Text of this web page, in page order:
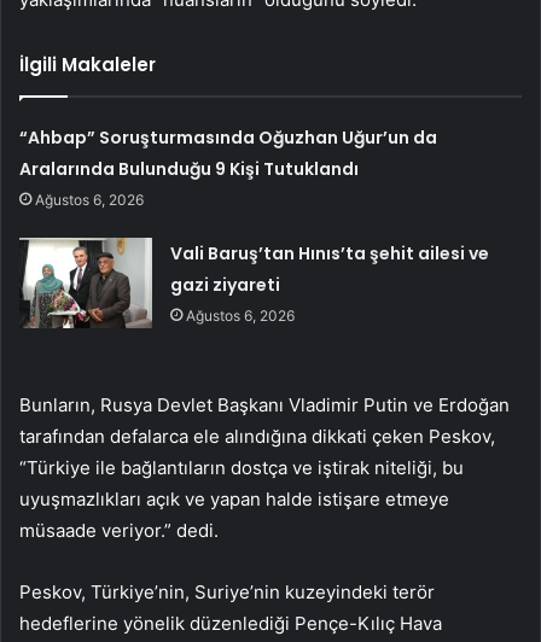
İlgili Makaleler
“Ahbap” Soruşturmasında Oğuzhan Uğur’un da
Aralarında Bulunduğu 9 Kişi Tutuklandı
Ağustos 6, 2026
Vali Baruş’tan Hınıs’ta şehit ailesi ve
gazi ziyareti
Ağustos 6, 2026
Bunların, Rusya Devlet Başkanı Vladimir Putin ve Erdoğan
tarafından defalarca ele alındığına dikkati çeken Peskov,
“Türkiye ile bağlantıların dostça ve iştirak niteliği, bu
uyuşmazlıkları açık ve yapan halde istişare etmeye
müsaade veriyor.” dedi.
Peskov, Türkiye’nin, Suriye’nin kuzeyindeki terör
hedeflerine yönelik düzenlediği Pençe-Kılıç Hava